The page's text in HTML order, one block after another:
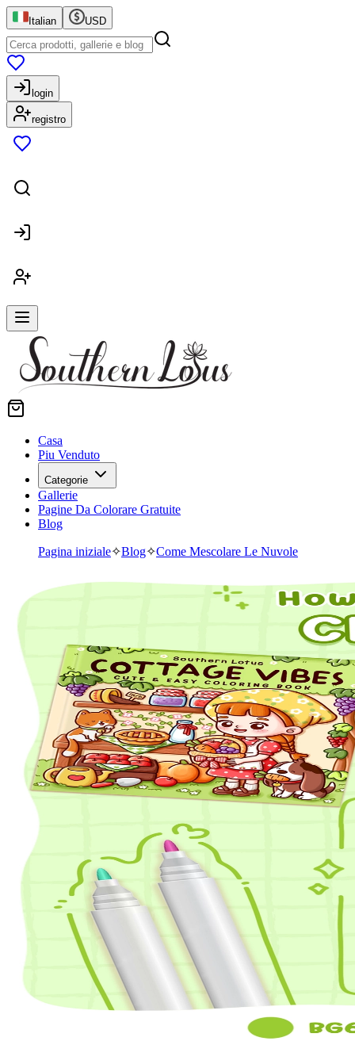
Italian USD
login
registro
Casa
Piu Venduto
Categorie
Gallerie
Pagine Da Colorare Gratuite
Blog
Pagina iniziale✧Blog✧Come Mescolare Le Nuvole